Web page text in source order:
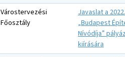
Várostervezési
Főosztály
Javaslat a
„Budapest
Nívódíja”
kiírására